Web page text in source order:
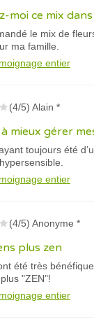
moi ce mix
le mix de
ma famille.
entier
(4/5) Alain *
à mieux gérer
toujours été
entier
(4/5) Anonyme *
plus zen
été très
"ZEN"!
entier